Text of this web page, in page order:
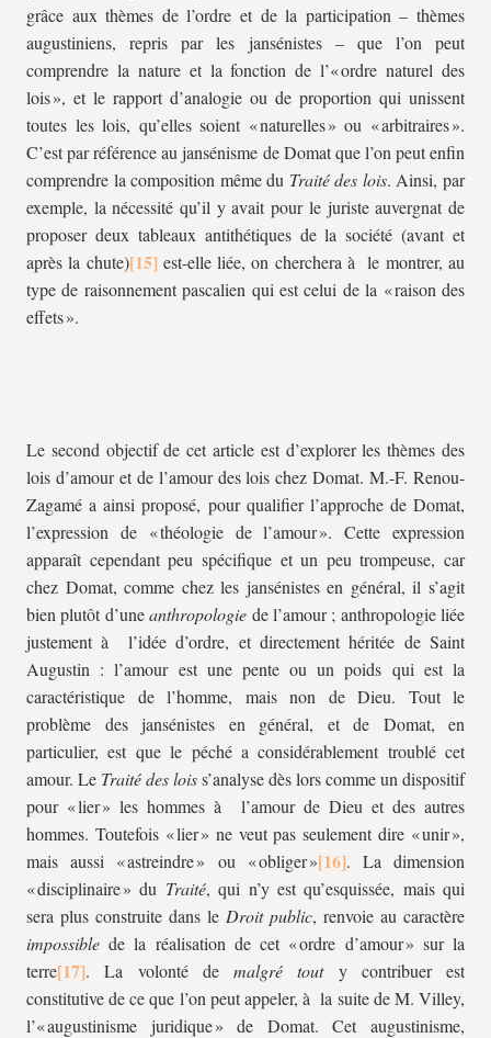
grâce aux thèmes de l’ordre et de la participation – thèmes
augustiniens, repris par les jansénistes – que l’on peut
comprendre la nature et la fonction de l’« ordre naturel des
lois », et le rapport d’analogie ou de proportion qui unissent
toutes les lois, qu’elles soient « naturelles » ou « arbitraires ».
C’est par référence au jansénisme de Domat que l’on peut enfin
comprendre la composition même du Traité des lois. Ainsi, par
exemple, la nécessité qu’il y avait pour le juriste auvergnat de
proposer deux tableaux antithétiques de la société (avant et
après la chute)
est-elle liée, on cherchera à le montrer, au
type de raisonnement pascalien qui est celui de la « raison des
effets ».
Le second objectif de cet article est d’explorer les thèmes des
lois d’amour et de l’amour des lois chez Domat. M.-F. Renou-
Zagamé a ainsi proposé, pour qualifier l’approche de Domat,
l’expression de « théologie de l’amour ». Cette expression
apparaît cependant peu spécifique et un peu trompeuse, car
chez Domat, comme chez les jansénistes en général, il s’agit
bien plutôt d’uneanthropologie de l’amour ; anthropologie liée
justement à l’idée d’ordre, et directement héritée de Saint
Augustin : l’amour est une pente ou un poids qui est la
caractéristique de l’homme, mais non de Dieu. Tout le
problème des jansénistes en général, et de Domat, en
particulier, est que le péché a considérablement troublé cet
amour. Le Traité des loiss’analyse dès lors comme un dispositif
pour « lier » les hommes à l’amour de Dieu et des autres
hommes. Toutefois « lier » ne veut pas seulement dire « unir »,
mais aussi « astreindre » ou « obliger »
. La dimension
« disciplinaire » du Traité, qui n’y est qu’esquissée, mais qui
sera plus construite dans le Droit public, renvoie au caractère
impossible de la réalisation de cet « ordre d’amour » sur la
terre
. La volonté de malgré touty contribuer est
constitutive de ce que l’on peut appeler, à la suite de M. Villey,
l’« augustinisme juridique » de Domat. Cet augustinisme,